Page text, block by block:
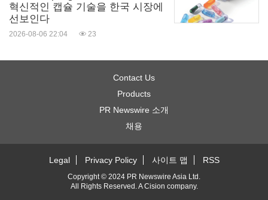
혁신적인 캡슐 기술을 한국 시장에
선보인다
2026-08-06 22:04 23
Contact Us
Products
PR Newswire 소개
채용
Legal Privacy Policy 사이트 맵 RSS
Copyright © 2024 PR Newswire Asia Ltd.
All Rights Reserved. ACision company.